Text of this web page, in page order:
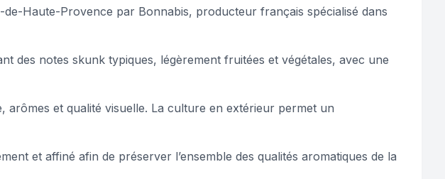
Haute-Provence par Bonnabis, producteur français spécialisé dans
des notes skunk typiques, légèrement fruitées et végétales, avec une
et qualité visuelle. La culture en extérieur permet un
et affiné afin de préserver l’ensemble des qualités aromatiques de la